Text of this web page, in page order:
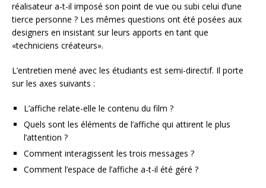
réalisateur a-t-il imposé son point de vue ou subi celui d’une
tierce personne ? Les mêmes questions ont été posées aux
designers en insistant sur leurs apports en tant que
«techniciens créateurs».
L’entretien mené avec les étudiants est semi-directif. Il porte
sur les axes suivants :
L’affiche relate-elle le contenu du film ?
Quels sont les éléments de l’affiche qui attirent le plus
l’attention ?
Comment interagissent les trois messages ?
Comment l’espace de l’affiche a-t-il été géré ?